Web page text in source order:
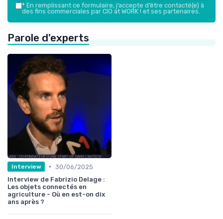
* En remplissant ce formulaire, j’accepte d’être contacté(e) à
des fins commerciales par CIO at WORK ! et ses partenaires.
Parole d'experts
Interview • 30/06/2025
Interview de Fabrizio Delage :
Les objets connectés en
agriculture - Où en est-on dix
ans après ?